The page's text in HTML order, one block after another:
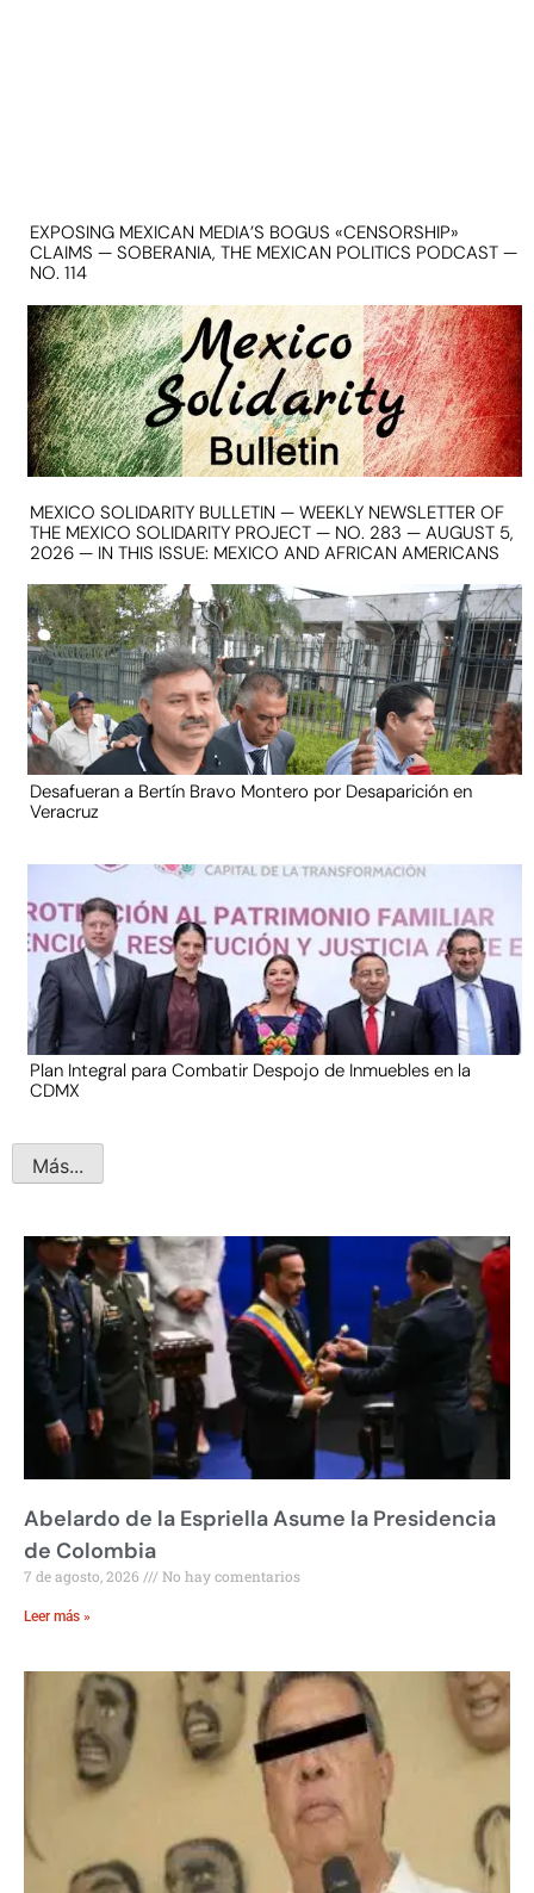
EXPOSING MEXICAN MEDIA’S BOGUS «CENSORSHIP»
CLAIMS — SOBERANIA, THE MEXICAN POLITICS PODCAST —
NO. 114
MEXICO SOLIDARITY BULLETIN — WEEKLY NEWSLETTER OF
THE MEXICO SOLIDARITY PROJECT — NO. 283 — AUGUST 5,
2026 — IN THIS ISSUE: MEXICO AND AFRICAN AMERICANS
Desafueran a Bertín Bravo Montero por Desaparición en
Veracruz
Plan Integral para Combatir Despojo de Inmuebles en la
CDMX
Más...
Abelardo de la Espriella Asume la Presidencia
de Colombia
7 de agosto, 2026 No hay comentarios
Leer más »